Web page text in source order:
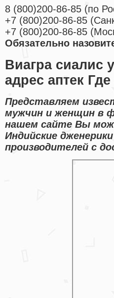
8 (800)200-86-85 (по
+7 (800)200-86-85 (
+7 (800)200-86-85 (
Обязательно
Виагра сиалис
адрес аптек
Представляем
мужчин и женщин в
нашем сайте Вы
Индийские
производителей с